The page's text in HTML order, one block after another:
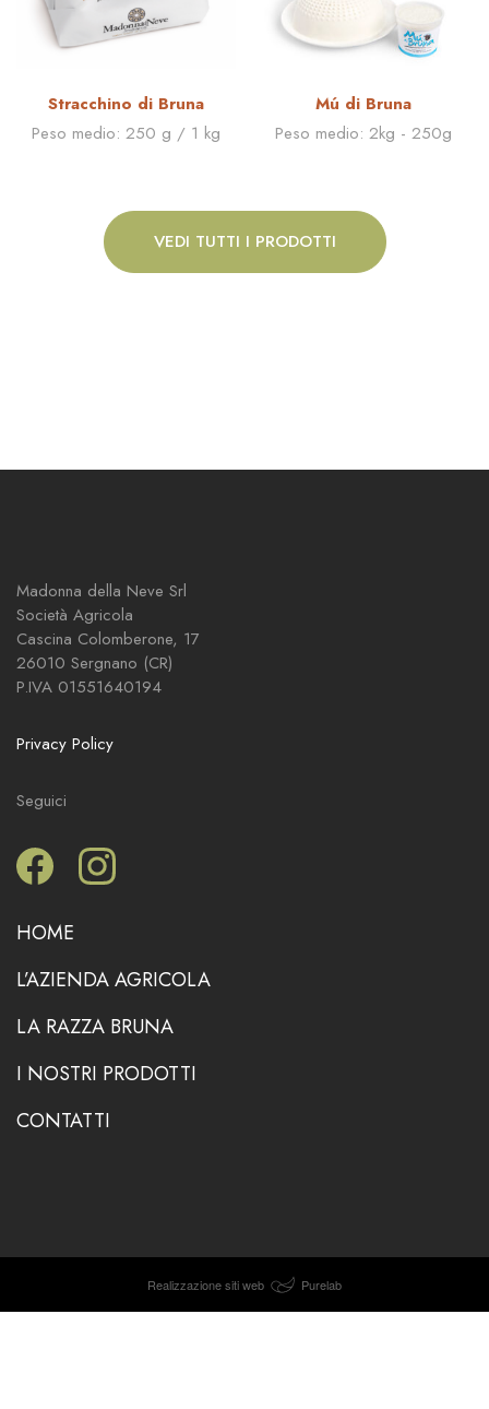
Stracchino di Bruna
Peso medio: 250 g / 1 kg
Mú di Bruna
Peso medio: 2kg - 250g
VEDI TUTTI I PRODOTTI
Madonna della Neve Srl
Società Agricola
Cascina Colomberone, 17
26010 Sergnano (CR)
P.IVA 01551640194
Privacy Policy
Seguici
FacebookInstagram
HOME
L’AZIENDA AGRICOLA
LA RAZZA BRUNA
I NOSTRI PRODOTTI
CONTATTI
Realizzazione siti web Purelab